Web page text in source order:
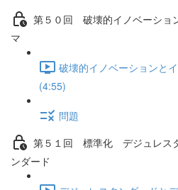
第５０回 破壊的イノベーショ
マ
破壊的イノベーションと
(4:55)
問題
第５１回 標準化 デジュレス
ンダード